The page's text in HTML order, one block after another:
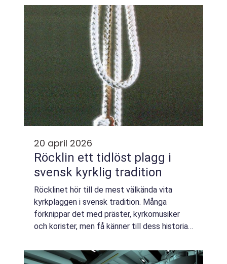
Stockholm, med både vatten, natu...
20 april 2026
Röcklin ett tidlöst plagg i
svensk kyrklig tradition
Röcklinet hör till de mest välkända vita
kyrkplaggen i svensk tradition. Många
förknippar det med präster, kyrkomusiker
och korister, men få känner till dess historia,
andra liturgiska kläder. Genom att för...